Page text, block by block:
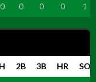
0 0 0 0 1
H 2B 3B HR SO